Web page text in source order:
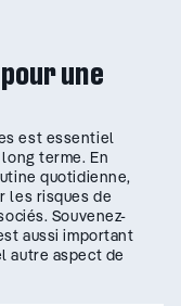
une
est essentiel
terme. En
quotidienne,
les risques de
Souvenez-
aussi important
autre aspect de